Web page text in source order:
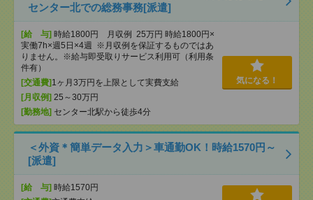
センター北での総務事務[派遣]
[給 与] 時給1800円 月収例 25万円 時給1800円×
実働7h×週5日×4週 ※月収例を保証するものではあ
りません。※給与即受取りサービス利用可（利用条
件有）
[交通費] 1ヶ月3万円を上限として実費支給
[月収例] 25～30万円
[勤務地] センター北駅から徒歩4分
気になる！
＜外資＊簡単データ入力＞車通勤OK！時給1570円～
[派遣]
[給 与] 時給1570円